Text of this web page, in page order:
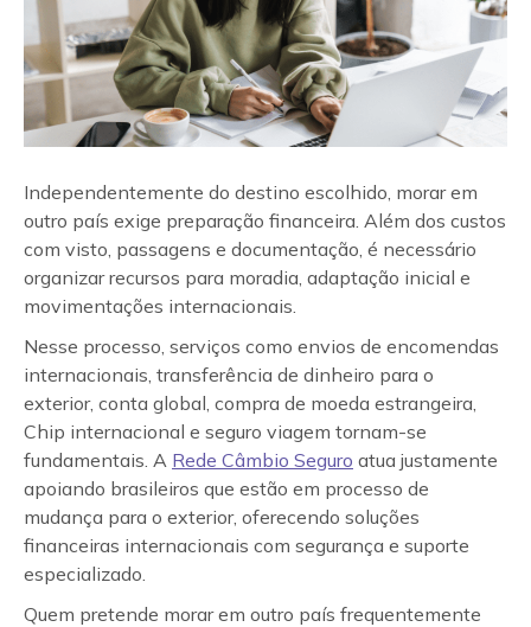
Independentemente do destino escolhido, morar em
outro país exige preparação financeira. Além dos custos
com visto, passagens e documentação, é necessário
organizar recursos para moradia, adaptação inicial e
movimentações internacionais.
Nesse processo, serviços como envios de encomendas
internacionais, transferência de dinheiro para o
exterior, conta global, compra de moeda estrangeira,
Chip internacional e seguro viagem tornam-se
fundamentais. A Rede Câmbio Seguro atua justamente
apoiando brasileiros que estão em processo de
mudança para o exterior, oferecendo soluções
financeiras internacionais com segurança e suporte
especializado.
Quem pretende morar em outro país frequentemente